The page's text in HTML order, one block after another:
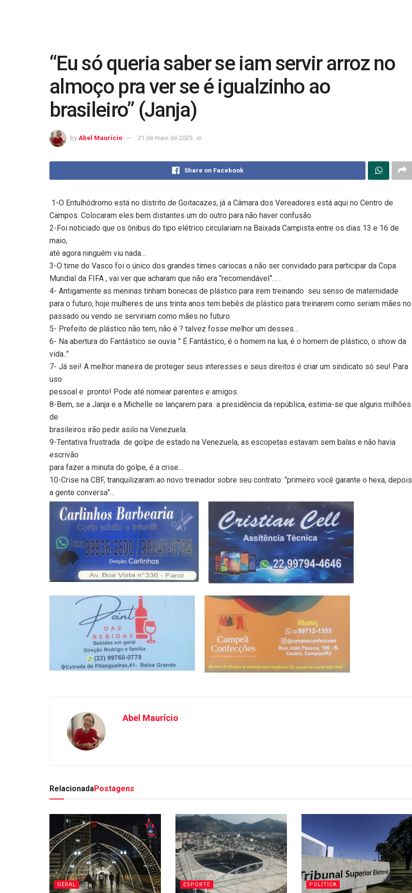
“Eu só queria saber se iam servir arroz no
almoço pra ver se é igualzinho ao
brasileiro” (Janja)
by Abel Maurício 21 de maio de 2025 in
Share on Facebook
1-O Entulhódromo está no distrito de Goitacazes, já a Câmara dos Vereadores está aqui no Centro de
Campos. Colocaram eles bem distantes um do outro para não haver confusão.
2-Foi noticiado que os ônibus do tipo elétrico circulariam na Baixada Campista entre os dias 13 e 16 de
maio,
até agora ninguém viu nada…
3-O time do Vasco foi o único dos grandes times cariocas a não ser convidado para participar da Copa
Mundial da FIFA , vai ver que acharam que não era “recomendável”… .
4- Antigamente as meninas tinham bonecas de plástico para irem treinando seu senso de maternidade
para o futuro, hoje mulheres de uns trinta anos tem bebês de plástico para treinarem como seriam mães no
passado ou vendo se serviriam como mães no futuro.
5- Prefeito de plástico não tem, não é ? talvez fosse melhor um desses…
6- Na abertura do Fantástico se ouvia ” É Fantástico, é o homem na lua, é o homem de plástico, o show da
vida..”
7- Já sei! A melhor maneira de proteger seus interesses e seus direitos é criar um sindicato só seu! Para
uso
pessoal e pronto! Pode até nomear parentes e amigos.
8-Bem, se a Janja e a Michelle se lançarem para a presidência da república, estima-se que alguns milhões
de
brasileiros irão pedir asilo na Venezuela.
9-Tentativa frustrada de golpe de estado na Venezuela, as escopetas estavam sem balas e não havia
escrivão
para fazer a minuta do golpe, é a crise…
10-Crise na CBF, tranquilizaram ao novo treinador sobre seu contrato: “primeiro você garante o hexa, depois
a gente conversa”…
Abel Maurício
RelacionadaPostagens
GERAL ESPORTE POLÍTICA